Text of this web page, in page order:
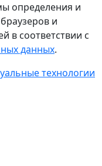
определения и
и
в соответствии с
данных.
технологии